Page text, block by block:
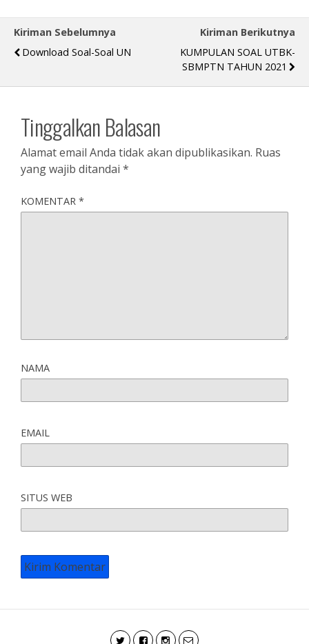
Kiriman Sebelumnya
Download Soal-Soal UN
Kiriman Berikutnya
KUMPULAN SOAL UTBK-
SBMPTN TAHUN 2021
Tinggalkan Balasan
Alamat email Anda tidak akan dipublikasikan. Ruas
yang wajib ditandai *
KOMENTAR *
NAMA
EMAIL
SITUS WEB